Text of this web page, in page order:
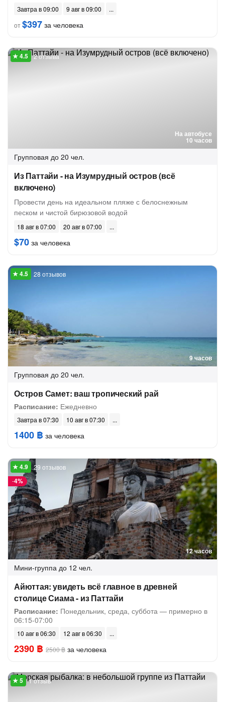
Завтра в 09:00
9 авг в 09:00
от$397 за человека
На автобусе
10 часов
2 отзыва
Групповая до 20 чел.
Из Паттайи - на Изумрудный остров (всё
включено)
Провести день на идеальном пляже с белоснежным
песком и чистой бирюзовой водой
18 авг в 07:00 20 авг в 07:00
$70 за человека
9 часов
28 отзывов
Групповая до 20 чел.
Остров Самет: ваш тропический рай
Расписание: Ежедневно
Завтра в 07:30 10 авг в 07:30
1400 ฿ за человека
12 часов
-4%
29 отзывов
Мини-группа до 12 чел.
Айюттая: увидеть всё главное в древней
столице Сиама - из Паттайи
Расписание: Понедельник, среда, суббота — примерно в
06:15-07:00
10 авг в 06:30 12 авг в 06:30
2390 ฿ 2500 ฿ за человека
1 отзыв